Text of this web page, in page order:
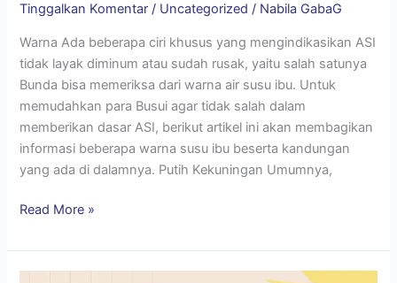
Tinggalkan Komentar / Uncategorized / Nabila GabaG
Warna Ada beberapa ciri khusus yang mengindikasikan ASI
tidak layak diminum atau sudah rusak, yaitu salah satunya
Bunda bisa memeriksa dari warna air susu ibu. Untuk
memudahkan para Busui agar tidak salah dalam
memberikan dasar ASI, berikut artikel ini akan membagikan
informasi beberapa warna susu ibu beserta kandungan
yang ada di dalamnya. Putih Kekuningan Umumnya,
Read More »